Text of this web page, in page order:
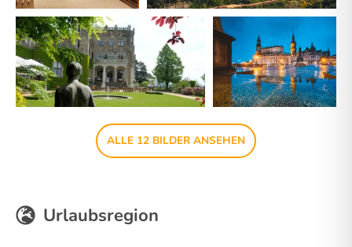
ALLE 12 BILDER ANSEHEN
Urlaubsregion